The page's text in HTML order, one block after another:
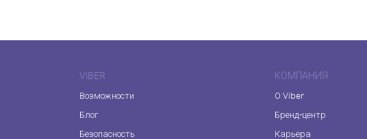
VIBER
Возможности
Блог
Безопасность
КОМПАНИЯ
О Viber
Бренд-центр
Карьера